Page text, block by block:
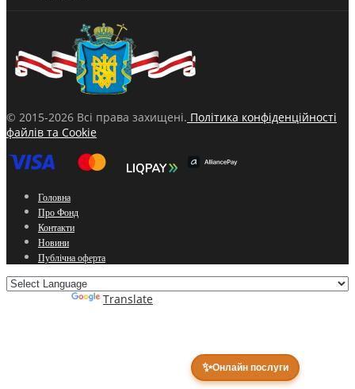
✨Онлайн послуги
© 2015-2026 Всі права захищені. Політика конфіденційності
файлів та Cookie
Головна
Про Фонд
Контакти
Новини
Публічна оферта
Translate